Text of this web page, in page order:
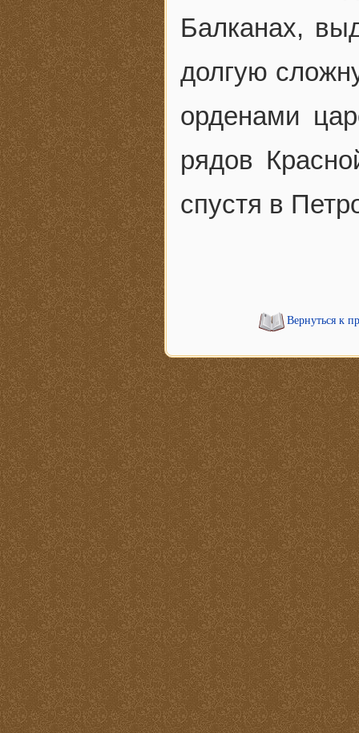
Балканах,
долгую
орденами
рядов
спустя в
Вернуться к